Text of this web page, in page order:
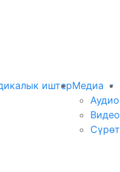
иштерМедиа
Аудио
Видео
Сүрөт